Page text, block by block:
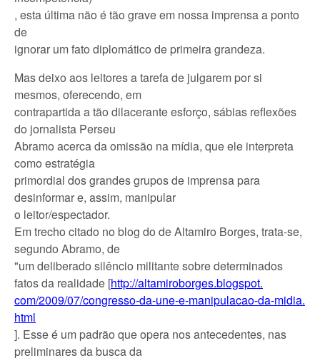
, esta última não é tão grave em nossa imprensa a ponto
de
ignorar um fato diplomático de primeira grandeza.
Mas deixo aos leitores a tarefa de julgarem por si
mesmos, oferecendo, em
contrapartida a tão dilacerante esforço, sábias reflexões
do jornalista Perseu
Abramo acerca da omissão na mídia, que ele interpreta
como estratégia
primordial dos grandes grupos de imprensa para
desinformar e, assim, manipular
o leitor/espectador.
Em trecho citado no blog do de Altamiro Borges, trata-se,
segundo Abramo, de
"um deliberado silêncio militante sobre determinados
fatos da realidade [http://altamiroborges.blogspot.
com/2009/07/congresso-da-une-e-manipulacao-da-midia.
html
]. Esse é um padrão que opera nos antecedentes, nas
preliminares da busca da